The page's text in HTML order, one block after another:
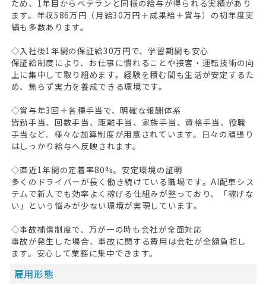
ため、1年目からベテランと同様の給与が得られる実績があり
ます。年収586万円（月給30万円＋成果給＋賞与）の初年度実
績も多数あります。
◇入社後1年間の保証給30万円で、学習期間も安心
保証給制度により、お仕事に慣れることや接客・運転技術の向
上に集中して取り組めます。経験を積む間も生活が安定するた
め、焦らず実力を養成できる環境です。
◇賞与年3回＋各種手当で、明確な報酬体系
皆勤手当、回数手当、距離手当、家族手当、資格手当、役職
手当など、様々な加算制度が用意されています。日々の頑張り
はしっかり給与へ反映されます。
◇直近1年間の定着率80%。安定環境の証明
多くのドライバーが長く働き続けている職場です。AI配車シス
テムで新人でも効率よく稼げる仕組みが整っており、「稼げな
い」という悩みが少ない環境が実現しています。
◇事故補償制度で、万が一の時も会社が全面対応
事故が発生した場合、事故に関する費用は会社が全額負担し
ます。安心して業務に集中できます。
雇用形態